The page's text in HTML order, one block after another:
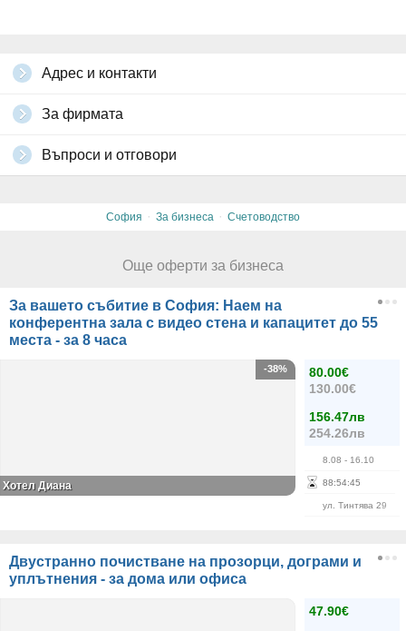
Адрес и контакти
За фирмата
Въпроси и отговори
София · За бизнеса · Счетоводство
Още оферти за бизнеса
За вашето събитие в София: Наем на
конферентна зала с видео стена и капацитет до 55
места - за 8 часа
80.00€
130.00€
156.47лв
254.26лв
8.08 - 16.10
88:54:44
ул. Тинтява 29
-38%
Хотел Диана
Двустранно почистване на прозорци, дограми и
уплътнения - за дома или офиса
47.90€